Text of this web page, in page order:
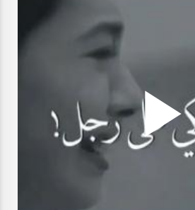
Play